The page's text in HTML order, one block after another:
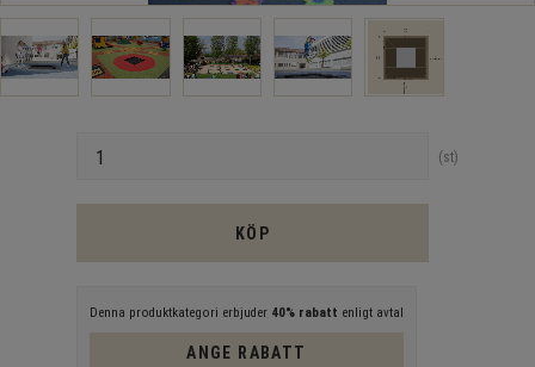
st
KÖP
Denna produktkategori erbjuder 40% rabatt enligt avtal
ANGE RABATT